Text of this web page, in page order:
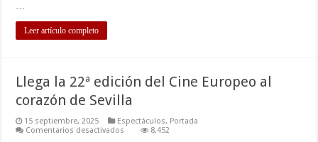
Leer artículo completo
Llega la 22ª edición del Cine Europeo al
corazón de Sevilla
15 septiembre, 2025 Espectáculos, Portada
Comentarios desactivados
8,452